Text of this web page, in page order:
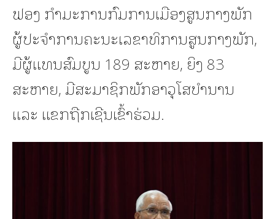
ຟອງ ກໍາມະການກົມການເມືອງສູນກາງພັກ
ຜູ້ປະຈໍາການຄະນະເລຂາທິການສູນກາງພັກ,
ມີຜູ້ແທນສົມບູນ 189 ສະຫາຍ, ຍິງ 83
ສະຫາຍ, ມີສະມາຊິກພັກອາວຸໂສບຳນານ
ແລະ ແຂກຖືກເຊີນເຂົ້າຮ່ວມ.